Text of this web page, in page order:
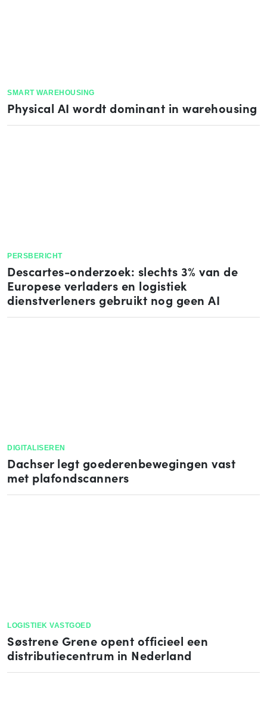
SMART WAREHOUSING
Physical AI wordt dominant in warehousing
PERSBERICHT
Descartes-onderzoek: slechts 3% van de
Europese verladers en logistiek
dienstverleners gebruikt nog geen AI
DIGITALISEREN
Dachser legt goederenbewegingen vast
met plafondscanners
LOGISTIEK VASTGOED
Søstrene Grene opent officieel een
distributiecentrum in Nederland